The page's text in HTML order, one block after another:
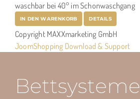
waschbar bei 40° im Schonwaschgang
IN DEN WARENKORB DETAILS
Copyright MAXXmarketing GmbH
JoomShopping Download & Support
Bettsysteme